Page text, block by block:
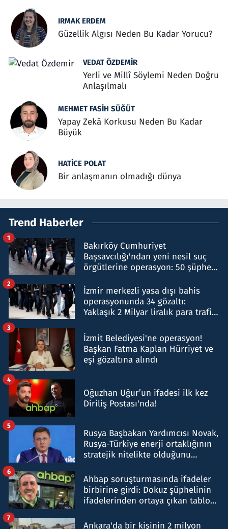
IRMAK ERDEM
Güzellik Algısı Neden Bu Kadar Yorucu?
VEDAT ÖZDEMIR
Yerli ve Millî Söylemi Neden Doğru
Anlaşılmalı
MEHMET FASIH SÜĞÜT
Yapay Zekâ Korkusu Neden Bu Kadar
Büyük
HATICE POLAT
Bir anlaşmanın olmadığı dünya
Trend Haberler
Bakırköy Cumhuriyet
Başsavcılığı'ndan yeni nesil suç
örgütlerine operasyon: 50 şüpheli
1
İzmir merkezli yasa dışı bahis
operasyonunda 34 gözaltı:
Yaklaşık 2 Milyar liralık para trafiği
2
İzmit Belediyesi'ne operasyon!
Başkan Fatma Kaplan Hürriyet ve
eşi gözaltına alındı
3
Oğuzhan Uğur’un ifadesi ilk kez
Diriliş Postası'nda!
4
Rusya Başbakan Yardımcısı Novak,
Rusya-Türkiye enerji ortaklığının
stratejik nitelikte olduğunu
5
Ahbap soruşturmasında ifadeler
birbirine girdi: Dokuz şüphelinin
ifadelerinden ortaya çıkan tablo
6
Ankara'da bir kişinin 2 milyon
7